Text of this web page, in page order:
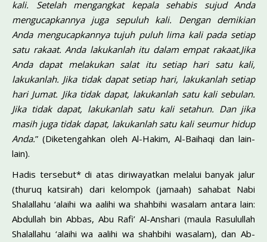
kali. Setelah mengangkat kepala sehabis su­jud Anda
mengucapkannya juga sepuluh kali. Dengan demikian
Anda mengucapkannya tujuh puluh lima kali pada setiap
satu raka­at. Anda lakukanlah itu dalam empat rakaat.Jika
Anda dapat melakukan salat itu setiap hari satu kali,
lakukanlah. Jika tidak dapat seti­ap hari, lakukanlah setiap
hari Jumat. Jika tidak dapat, lakukanlah satu kali sebulan.
Jika tidak dapat, lakukanlah satu kali setahun. Dan jika
masih juga tidak dapat, lakukanlah satu kali seumur hidup
Anda.” (Diketengahkan oleh Al-Hakim, Al-Baihaqi dan lain-
lain).
Hadis tersebut* di atas diriwayatkan melalui banyak jalur
(thuruq katsirah) dari kelompok (jamaah) sahabat Nabi
Shalallahu ‘alaihi wa aalihi wa shahbihi wasalam antara lain:
Abdul­lah bin Abbas, Abu Rafi’ Al-Anshari (maula Rasulullah
Shalallahu ‘alaihi wa aalihi wa shahbihi wasalam), dan Ab­